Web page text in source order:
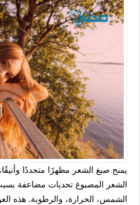
يمنح صبغ الشعر مظهرًا متجددًا
الشعر المصبوغ تحديات مضاعفة
الشمس، الحرارة، والرطوبة. هذه